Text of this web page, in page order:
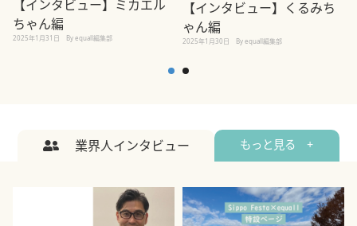
【インタビュー】ミカエル
ちゃん編
2025年1月31日 By equall編集部
【インタビュー】くるみち
ゃん編
2025年1月30日 By equall編集部
業界人インタビュー もっと見る +